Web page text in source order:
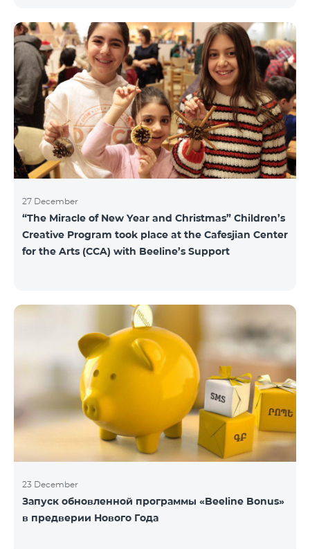
местных звонков в Арцахе - 29 драм/мин, 1 МБ
Интернета – 22 драм, а для коротких сообщений -
40 драм/SMS. Изменение действующих до этого
тарифов в Арцахе будет нести продолжительный
характер тарифов роуминга в Арцахе согласно
Меморандому, подписанному между
Государственной комиссией по регулированию
общественны
27 December
“The Miracle of New Year and Christmas” Children’s
Creative Program took place at the Cafesjian Center
for the Arts (CCA) with Beeline’s Support
23 December
Запуск обновленной программы «Beeline Bonus»
в предверии Нового Года